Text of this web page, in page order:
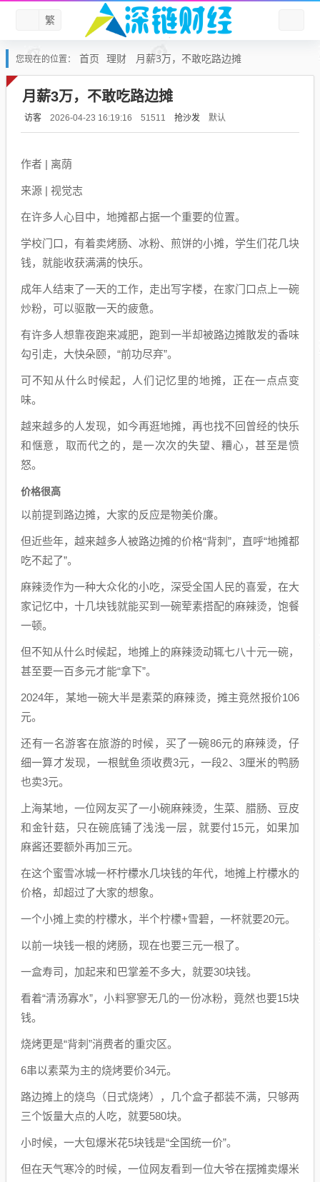
繁
您现在的位置： 首页 理财 月薪3万，不敢吃路边摊
月薪3万，不敢吃路边摊
访客 2026-04-23 16:19:16 51511 抢沙发 默认
作者 | 离荫
来源 | 视觉志
在许多人心目中，地摊都占据一个重要的位置。
学校门口，有着卖烤肠、冰粉、煎饼的小摊，学生们花几块
钱，就能收获满满的快乐。
成年人结束了一天的工作，走出写字楼，在家门口点上一碗
炒粉，可以驱散一天的疲惫。
有许多人想靠夜跑来减肥，跑到一半却被路边摊散发的香味
勾引走，大快朵颐，“前功尽弃”。
可不知从什么时候起，人们记忆里的地摊，正在一点点变
味。
越来越多的人发现，如今再逛地摊，再也找不回曾经的快乐
和惬意，取而代之的，是一次次的失望、糟心，甚至是愤
怒。
价格很高
以前提到路边摊，大家的反应是物美价廉。
但近些年，越来越多人被路边摊的价格“背刺”，直呼“地摊都
吃不起了”。
麻辣烫作为一种大众化的小吃，深受全国人民的喜爱，在大
家记忆中，十几块钱就能买到一碗荤素搭配的麻辣烫，饱餐
一顿。
但不知从什么时候起，地摊上的麻辣烫动辄七八十元一碗，
甚至要一百多元才能“拿下”。
2024年，某地一碗大半是素菜的麻辣烫，摊主竟然报价106
元。
还有一名游客在旅游的时候，买了一碗86元的麻辣烫，仔
细一算才发现，一根鱿鱼须收费3元，一段2、3厘米的鸭肠
也卖3元。
上海某地，一位网友买了一小碗麻辣烫，生菜、腊肠、豆皮
和金针菇，只在碗底铺了浅浅一层，就要付15元，如果加
麻酱还要额外再加三元。
在这个蜜雪冰城一杯柠檬水几块钱的年代，地摊上柠檬水的
价格，却超过了大家的想象。
一个小摊上卖的柠檬水，半个柠檬+雪碧，一杯就要20元。
以前一块钱一根的烤肠，现在也要三元一根了。
一盒寿司，加起来和巴掌差不多大，就要30块钱。
看着“清汤寡水”，小料寥寥无几的一份冰粉，竟然也要15块
钱。
烧烤更是“背刺”消费者的重灾区。
6串以素菜为主的烧烤要价34元。
路边摊上的烧鸟（日式烧烤），几个盒子都装不满，只够两
三个饭量大点的人吃，就要580块。
小时候，一大包爆米花5块钱是“全国统一价”。
但在天气寒冷的时候，一位网友看到一位大爷在摆摊卖爆米